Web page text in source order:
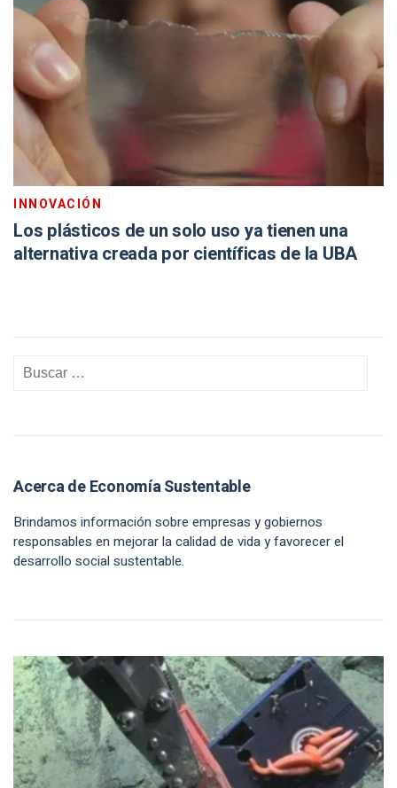
INNOVACIÓN
Los plásticos de un solo uso ya tienen una
alternativa creada por científicas de la UBA
Acerca de Economía Sustentable
Brindamos información sobre empresas y gobiernos
responsables en mejorar la calidad de vida y favorecer el
desarrollo social sustentable.